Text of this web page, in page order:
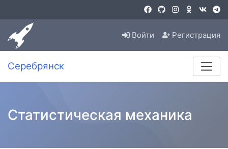
Войти Регистрация
Серебрянск
Статистическая механика